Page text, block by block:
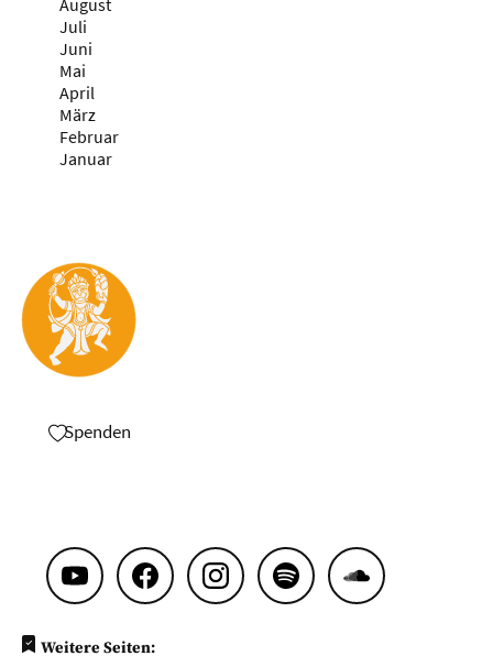
Juli
Juni
Mai
April
März
Februar
Januar
Spenden
Weitere Seiten: